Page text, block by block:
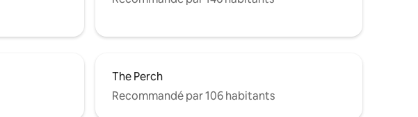
The Perch
Recommandé par 106 habitants